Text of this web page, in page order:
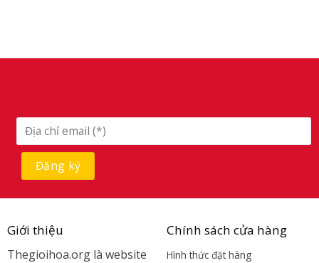
Giới thiệu
Thegioihoa.org là website
Chính sách cửa hàng
Hình thức đặt hàng